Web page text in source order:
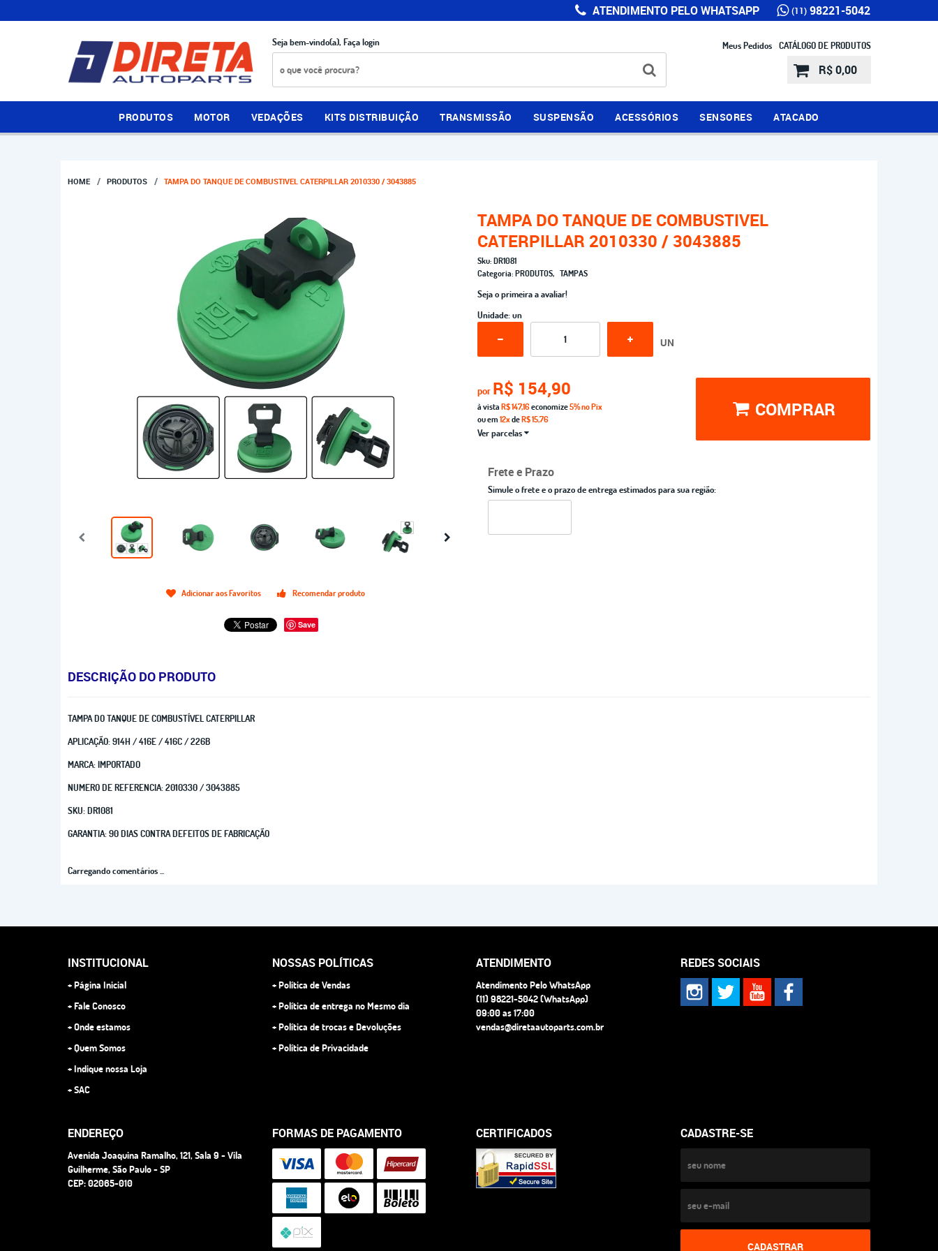
ATENDIMENTO PELO WHATSAPP (11) 98221-5042
Seja bem-vindo(a), Faça login Meus Pedidos CATÁLOGO DE PRODUTOS
R$ 0,00
PRODUTOS MOTOR VEDAÇÕES KITS DISTRIBUIÇÃO TRANSMISSÃO SUSPENSÃO ACESSÓRIOS SENSORES ATACADO
HOME PRODUTOS TAMPA DO TANQUE DE COMBUSTIVEL CATERPILLAR 2010330 / 3043885
Adicionar aos Favoritos Recomendar produto
Save
TAMPA DO TANQUE DE COMBUSTIVEL
CATERPILLAR 2010330 / 3043885
Sku: DR1081
Categoria: PRODUTOS TAMPAS
Seja o primeira a avaliar!
Unidade: un
UN
por R$ 154,90
à vista R$ 147,16economize5%no Pix
ou em 12xdeR$ 15,76
Ver parcelas
COMPRAR
Frete e Prazo
Simule o frete e o prazo de entrega estimados para sua região:
DESCRIÇÃO DO PRODUTO
TAMPA DO TANQUE DE COMBUSTÍVEL CATERPILLAR
APLICAÇÃO: 914H / 416E / 416C / 226B
MARCA: IMPORTADO
NUMERO DE REFERENCIA: 2010330 / 3043885
SKU: DR1081
GARANTIA: 90 DIAS CONTRA DEFEITOS DE FABRICAÇÃO
Carregando comentários ...
INSTITUCIONAL
Página Inicial
Fale Conosco
Onde estamos
Quem Somos
Indique nossa Loja
SAC
NOSSAS POLÍTICAS
Política de Vendas
Política de entrega no Mesmo dia
Política de trocas e Devoluções
Política de Privacidade
ATENDIMENTO
Atendimento Pelo WhatsApp
(11)98221-5042(WhatsApp)
09:00 as 17:00
vendas@diretaautoparts.com.br
REDES SOCIAIS
ENDEREÇO
Avenida Joaquina Ramalho, 121, Sala 9 -Vila
Guilherme, São Paulo-SP
CEP: 02065-010
FORMAS DE PAGAMENTO CERTIFICADOS CADASTRE-SE
CADASTRAR